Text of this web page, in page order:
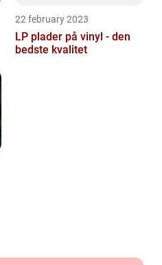
22 february 2023
LP plader på vinyl - den
bedste kvalitet